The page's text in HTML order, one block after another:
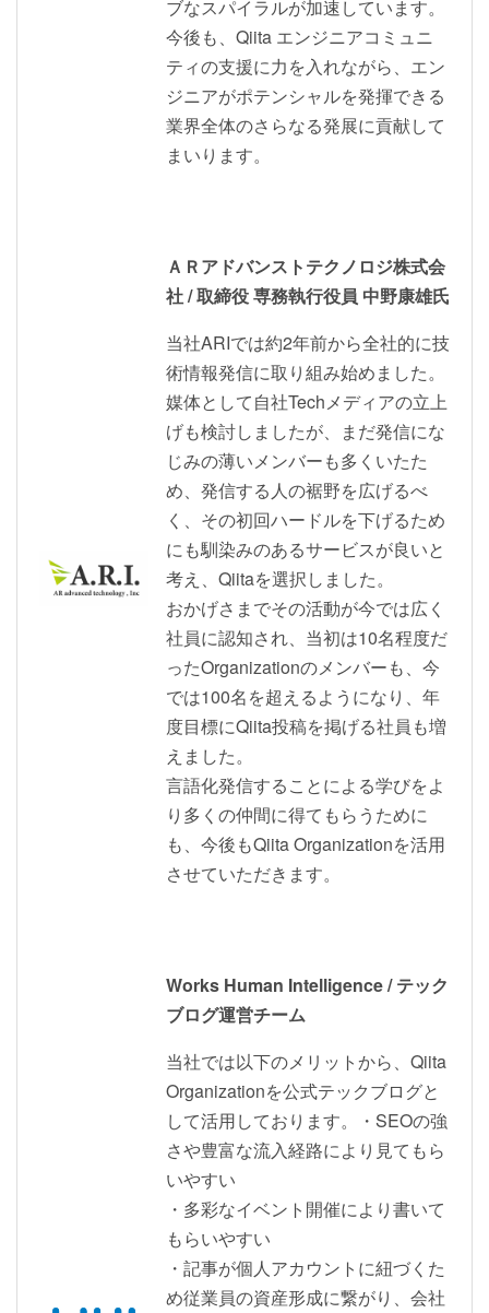
ブなスパイラルが加速しています。
今後も、Qiita エンジニアコミュニ
ティの支援に力を入れながら、エン
ジニアがポテンシャルを発揮できる
業界全体のさらなる発展に貢献して
まいります。
ＡＲアドバンストテクノロジ株式会
社 / 取締役 専務執行役員 中野康雄氏
当社ARIでは約2年前から全社的に技
術情報発信に取り組み始めました。
媒体として自社Techメディアの立上
げも検討しましたが、まだ発信にな
じみの薄いメンバーも多くいたた
め、発信する人の裾野を広げるべ
く、その初回ハードルを下げるため
にも馴染みのあるサービスが良いと
考え、Qiitaを選択しました。
おかげさまでその活動が今では広く
社員に認知され、当初は10名程度だ
ったOrganizationのメンバーも、今
では100名を超えるようになり、年
度目標にQiita投稿を掲げる社員も増
えました。
言語化発信することによる学びをよ
り多くの仲間に得てもらうために
も、今後もQiita Organizationを活用
させていただきます。
Works Human Intelligence / テック
ブログ運営チーム
当社では以下のメリットから、Qiita
Organizationを公式テックブログと
して活用しております。・SEOの強
さや豊富な流入経路により見てもら
いやすい
・多彩なイベント開催により書いて
もらいやすい
・記事が個人アカウントに紐づくた
め従業員の資産形成に繋がり、会社